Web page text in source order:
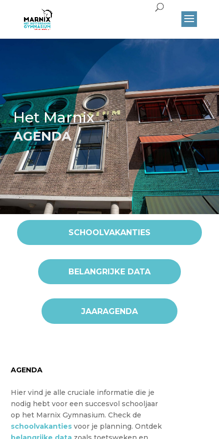
Het Marnix
AGENDA
SCHOOLVAKANTIES
BELANGRIJKE DATA
JAARAGENDA
AGENDA
Hier vind je alle cruciale informatie die je
nodig hebt voor een succesvol schooljaar
op het Marnix Gymnasium. Check de
schoolvakanties voor je planning. Ontdek